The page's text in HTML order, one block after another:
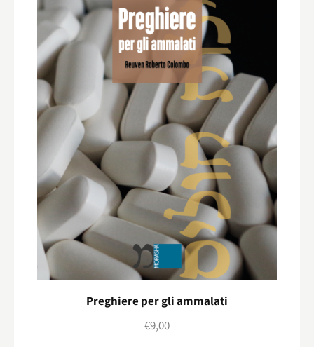
Preghiere per gli ammalati
€9,00